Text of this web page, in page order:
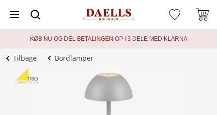
KØB NU OG DEL BETALINGEN OP I 3 DELE MED KLARNA
Tilbage Bordlamper